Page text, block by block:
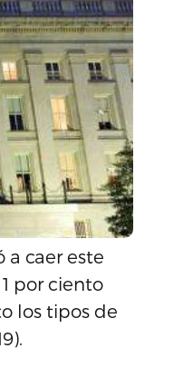
a caer este
por ciento
los tipos de